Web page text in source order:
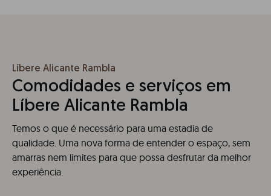
Líbere Alicante Rambla
Comodidades e serviços em
Líbere Alicante Rambla
Temos o que é necessário para uma estadia de
qualidade. Uma nova forma de entender o espaço, sem
amarras nem limites para que possa desfrutar da melhor
experiência.